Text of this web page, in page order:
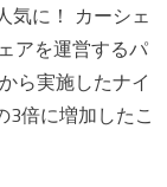
気に！ カーシェ
アを運営するパ
ら実施したナイ
3倍に増加したこ